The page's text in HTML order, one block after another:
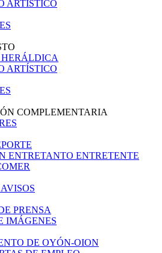
ARTÍSTICO
ARTÍSTICO
COMPLEMENTARIA
ENTRETANTO ENTRETENTE
PRENSA
IMÁGENES
DE OYÓN-OION